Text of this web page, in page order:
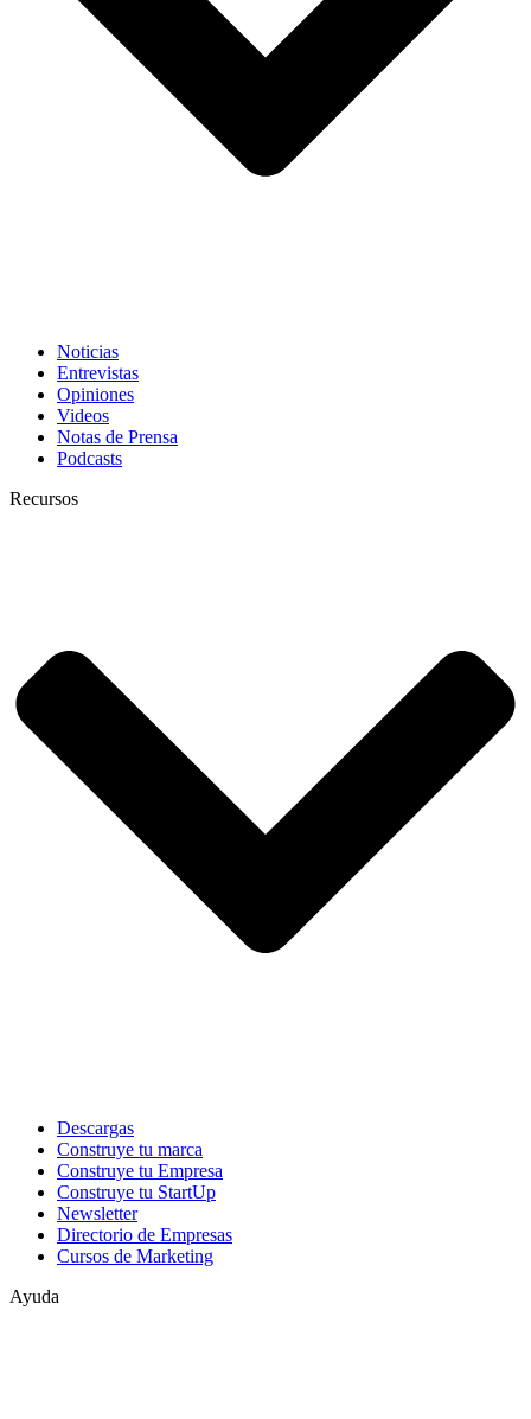
Noticias
Entrevistas
Opiniones
Videos
Notas de Prensa
Podcasts
Recursos
Descargas
Construye tu marca
Construye tu Empresa
Construye tu StartUp
Newsletter
Directorio de Empresas
Cursos de Marketing
Ayuda